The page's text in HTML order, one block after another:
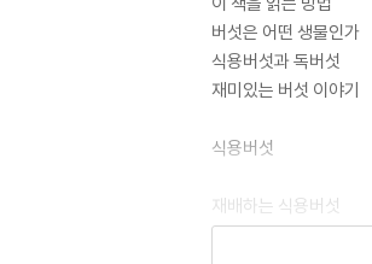
버섯은 어떤 생물인가
식용버섯과 독버섯
재미있는 버섯 이야기
식용버섯
재배하는 식용버섯
양송이 / 느타리 / 노